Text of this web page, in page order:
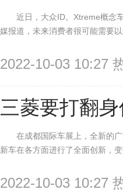
近日，大众ID。Xtreme概念
媒报道，未来消费者很可能需要
2022-10-03 10:27
三菱要打翻
在成都国际车展上，全新的
新车在各方面进行了全面创新，
2022-10-03 10:27